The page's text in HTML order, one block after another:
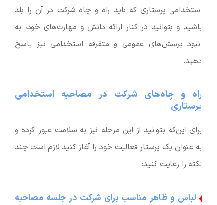
استخدامی پرستاری که باید راه و چاه شرکت در آن را بلد
باشید و بتوانید در کنار ارائه دانش و مهارت‌های خود، به
انبود پرسش‌های عمومی و متفرقه استخدامی نیز پاسخ
دهید.
راه و چاه‌های شرکت در مصاحبه استخدامی
پرستاری
برای این‌که بتوانید از این مرحله نیز به سلامت عبور کرده و
به عنوان یک پرستار فعالیت خود را آغاز کنید لازم است چند
نکته را رعایت کنید:
لباس و ظاهر مناسب برای شرکت در جلسه مصاحبه